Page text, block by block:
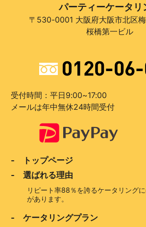
パーティーケータリ
〒530-0001 大阪府大阪市北区
桜橋第一ビル
受付時間：平日9:00~17:00
メールは年中無休24時間受付
- トップページ
- 選ばれる理由
リピート率88％を誇るケータリング
があります。
- ケータリングプラン